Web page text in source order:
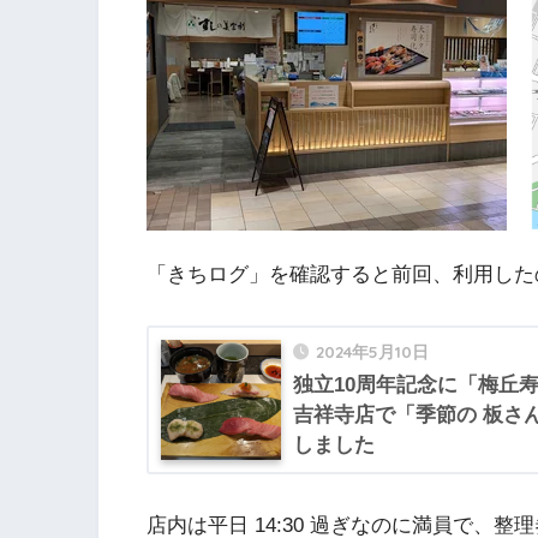
「きちログ」を確認すると前回、利用し
2024年5月10日
独立10周年記念に「梅丘
吉祥寺店で「季節の 板さ
しました
店内は平日 14:30 過ぎなのに満員で、整